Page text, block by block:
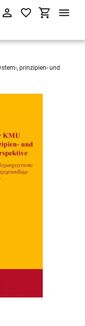
Einloggen
, prinzipien- und